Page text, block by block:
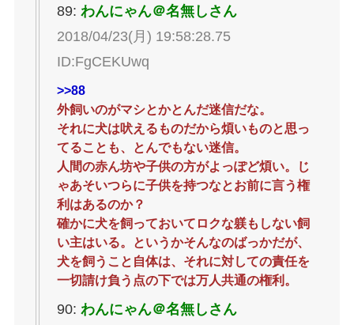
89: わんにゃん＠名無しさん
2018/04/23(月) 19:58:28.75
ID:FgCEKUwq
>>88
外飼いのがマシとかとんだ迷信だな。
それに犬は吠えるものだから煩いものと思っ
てることも、とんでもない迷信。
人間の赤ん坊や子供の方がよっぽど煩い。じ
ゃあそいつらに子供を持つなとお前に言う権
利はあるのか？
確かに犬を飼っておいてロクな躾もしない飼
い主はいる。というかそんなのばっかだが、
犬を飼うこと自体は、それに対しての責任を
一切請け負う点の下では万人共通の権利。
90: わんにゃん＠名無しさん